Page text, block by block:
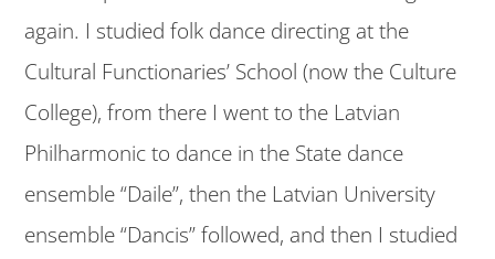
again. I studied folk dance directing at the
Cultural Functionaries’ School (now the Culture
College), from there I went to the Latvian
Philharmonic to dance in the State dance
ensemble “Daile”, then the Latvian University
ensemble “Dancis” followed, and then I studied